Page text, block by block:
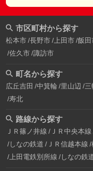
市区町村から探す
松本市 長野市 上田市 飯田
佐久市 諏訪市
町名から探す
広丘吉田 中箕輪 里山辺 三
寿北
路線から探す
ＪＲ篠ノ井線 ＪＲ中央本線
しなの鉄道 ＪＲ信越本線
上田電鉄別所線 しなの鉄